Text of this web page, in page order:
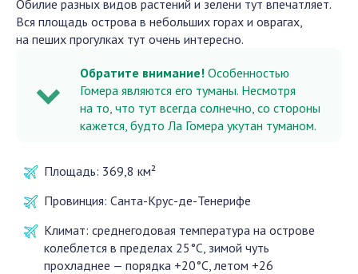
Обилие разных видов растений и зелени тут впечатляет.
Вся площадь острова в небольших горах и оврагах,
на пеших прогулках тут очень интересно.
Обратите внимание! Особенностью
Гомера являются его туманы. Несмотря
на то, что тут всегда солнечно, со стороны
кажется, будто Ла Гомера укутан туманом.
Площадь: 369,8 км²
Провинция: Санта-Крус-де-Тенерифе
Климат: среднегодовая температура на острове
колеблется в пределах 25°C, зимой чуть
прохладнее — порядка +20°C, летом +26